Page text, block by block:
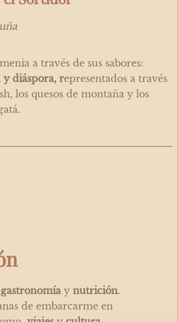
a través de sus sabores:
y diáspora, representados a través
los quesos de montaña y los
gastronomíay nutrición.
de embarcarme en